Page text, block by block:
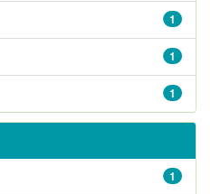
1
1
1
1